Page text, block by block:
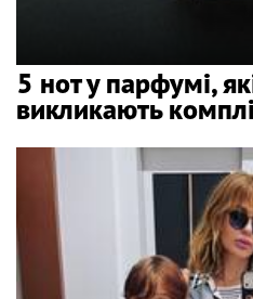
5 нот у парфумі,
викликають